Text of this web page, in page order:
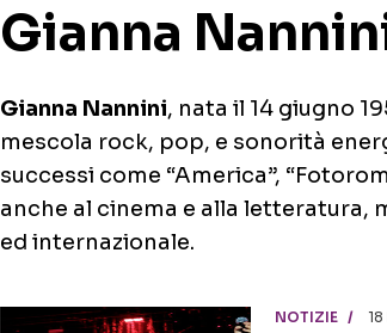
Gianna
Gianna Nannini, nata il 14 giugno
mescola rock, pop, e sonorità
successi come “America”,
anche al cinema e alla
ed internazionale.
NOTIZIE